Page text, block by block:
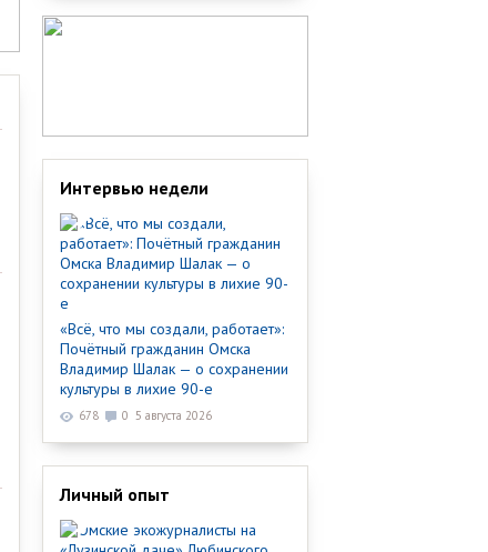
Интервью недели
«Всё, что мы создали, работает»:
Почётный гражданин Омска
Владимир Шалак — о сохранении
культуры в лихие 90-е
678 0 5 августа 2026
Личный опыт